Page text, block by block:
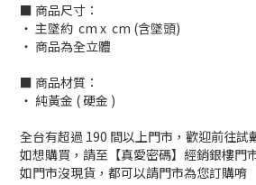
■ 商品尺寸：
‧ 主墜約 cm x cm (含墜頭)
‧ 商品為全立體
■ 商品材質：
‧ 純黃金 ( 硬金 )
全台有超過 190 間以上門市，歡迎前往試
如想購買，請至【真愛密碼】經銷銀樓門
如門市沒現貨，都可以請門市為您訂購唷